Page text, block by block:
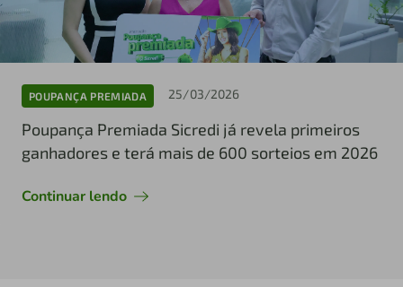
POUPANÇA PREMIADA 25/03/2026
Poupança Premiada Sicredi já revela primeiros
ganhadores e terá mais de 600 sorteios em 2026
Continuar lendo